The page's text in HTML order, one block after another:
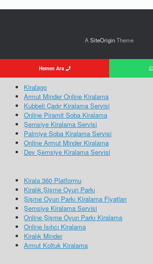
A SiteOriginTheme
Hemen Ara
Kiralago
Armut Minder Online Kiralama
Kubbeli Çadır Kiralama Servisi
Online Piramit Soba Kiralama
Şemsiye Kiralama Servisi
Palmiye Soba Kiralama Servisi
Online Armut Minder Kiralama
Dev Şemsiye Kiralama Servisi
Kirala 360 Platformu
Kiralık Şişme Oyun Parkı
Şişme Oyun Parkı Kiralama Fiyatları
Şemsiye Kiralama Servisi
Online Şişme Oyun Parkı Kiralama
Online Isıtıcı Kiralama
Kiralık Minder
Armut Koltuk Kiralama